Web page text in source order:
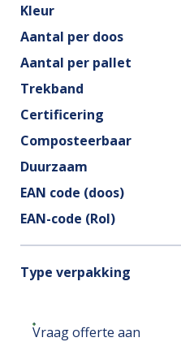
Kleur
Aantal per doos
Aantal per pallet
Trekband
Certificering
Composteerbaar
Duurzaam
EAN code (doos)
EAN-code (Rol)
Type verpakking
Vraag offerte aan